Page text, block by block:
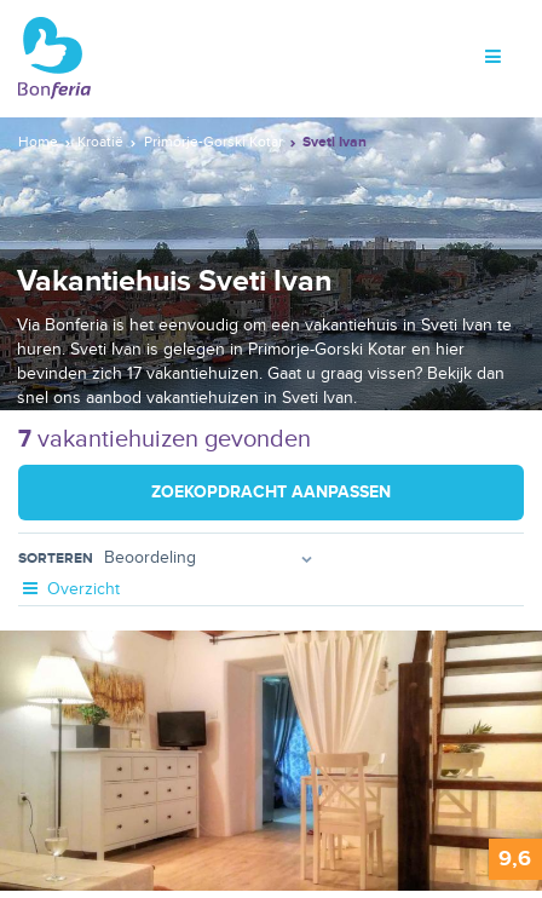
Home Kroatië Primorje-Gorski Kotar Sveti Ivan
Vakantiehuis Sveti Ivan
Via Bonferia is het eenvoudig om een vakantiehuis in Sveti Ivan te
huren. Sveti Ivan is gelegen in Primorje-Gorski Kotar en hier
bevinden zich 17 vakantiehuizen. Gaat u graag vissen? Bekijk dan
snel ons aanbod vakantiehuizen in Sveti Ivan.
7 vakantiehuizen gevonden
ZOEKOPDRACHT AANPASSEN
SORTEREN
Overzicht
9,6